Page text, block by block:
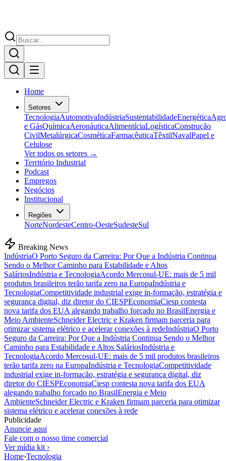
Home
Setores
TecnologiaAutomotivaIndústriaSustentabilidadeEnergética
e GásQuímicaAeronáuticaAlimentíciaLogísticaConstrução
CivilMetalúrgicaCosméticaFarmacêuticaTêxtilNavalPapel e
Celulose
Ver todos os setores →
Território Industrial
Podcast
Empregos
Negócios
Institucional
Regiões
NorteNordesteCentro-OesteSudesteSul
Breaking News
IndústriaO Porto Seguro da Carreira: Por Que a Indústria Continua
Sendo o Melhor Caminho para Estabilidade e Altos
SaláriosIndústria e TecnologiaAcordo Mercosul-UE: mais de 5 mil
produtos brasileiros terão tarifa zero na EuropaIndústria e
TecnologiaCompetitividade industrial exige in-formação, estratégia e
segurança digital, diz diretor do CIESPEconomiaCiesp contesta
nova tarifa dos EUA alegando trabalho forçado no BrasilEnergia e
Meio AmbienteSchneider Electric e Kraken firmam parceria para
otimizar sistema elétrico e acelerar conexões à redeIndústriaO Porto
Seguro da Carreira: Por Que a Indústria Continua Sendo o Melhor
Caminho para Estabilidade e Altos SaláriosIndústria e
TecnologiaAcordo Mercosul-UE: mais de 5 mil produtos brasileiros
terão tarifa zero na EuropaIndústria e TecnologiaCompetitividade
industrial exige in-formação, estratégia e segurança digital, diz
diretor do CIESPEconomiaCiesp contesta nova tarifa dos EUA
alegando trabalho forçado no BrasilEnergia e Meio
AmbienteSchneider Electric e Kraken firmam parceria para otimizar
sistema elétrico e acelerar conexões à rede
Publicidade
Anuncie aqui
Fale com o nosso time comercial
Ver mídia kit ›
Home›Tecnologia